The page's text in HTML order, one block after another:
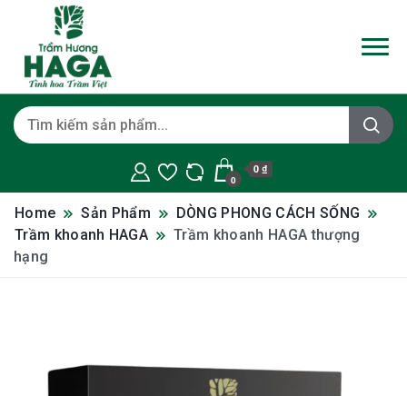
0
0 ₫
Home Sản Phẩm
DÒNG PHONG CÁCH SỐNG
Trầm khoanh HAGA
Trầm khoanh HAGA thượng
hạng